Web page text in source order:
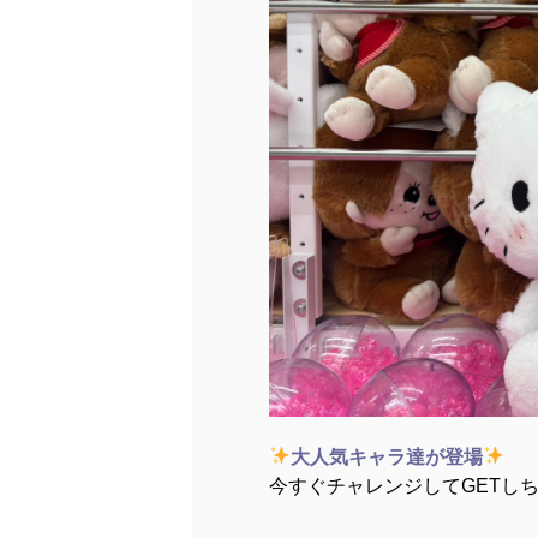
大人気キャラ達が登場
今すぐチャレンジしてGETし